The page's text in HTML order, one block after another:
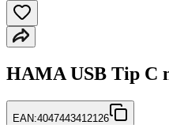
HAMA USB Tip C
EAN:4047443412126